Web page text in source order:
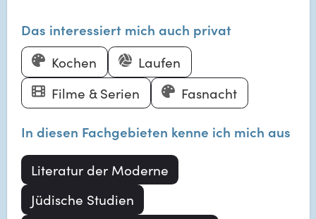
Das interessiert mich auch privat
Kochen
Laufen
Filme & Serien
Fasnacht
In diesen Fachgebieten kenne ich mich aus
Literatur der Moderne
Jüdische Studien